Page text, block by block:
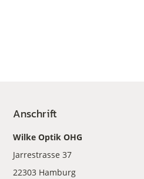
Anschrift
Wilke Optik OHG
Jarrestrasse 37
22303 Hamburg